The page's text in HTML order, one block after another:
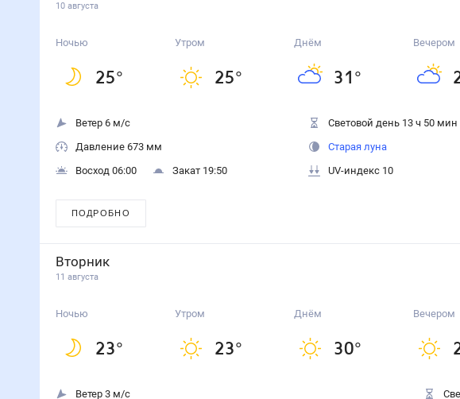
10 августа
Ночью
25°
Утром
25°
Днём
31 °
Вечером
Ветер 6 м/с
Давление 673 мм
Восход 06:00
Закат 19:50
Световой день 13 ч 50 мин
Старая луна
UV-индекс 10
ПОДРОБНО
Вторник
11 августа
Ночью
23°
Утром
23°
Днём
30°
Вечером
Ветер 3 м/с